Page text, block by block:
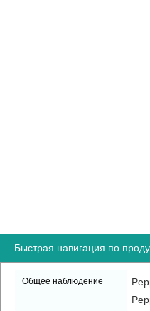
Быстрая навигация по
Общее наблюдение